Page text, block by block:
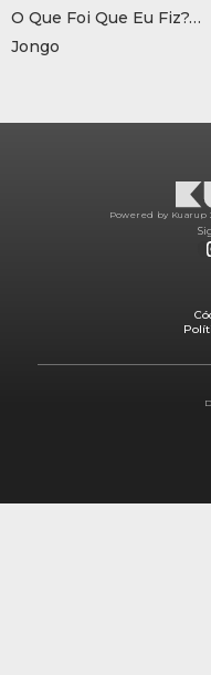
O Que Foi Que Eu Fiz?…
Jongo
Powered by Kuarup